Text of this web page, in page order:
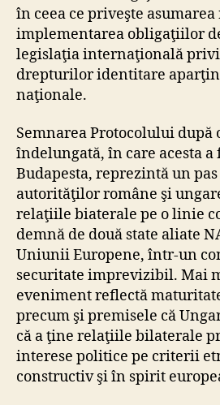
în ceea ce priveşte
implementarea obligaţiilor
legislaţia internaţională
drepturilor identitare
naţionale.
Semnarea Protocolului după
îndelungată, în care acesta a
Budapesta, reprezintă un
autorităţilor române şi
relaţiile biaterale pe o linie
demnă de două state aliate
Uniunii Europene, într-un
securitate imprevizibil. Mai
eveniment reflectă
precum şi premisele că
că a ţine relaţiile bilaterale
interese politice pe criterii
constructiv şi în spirit